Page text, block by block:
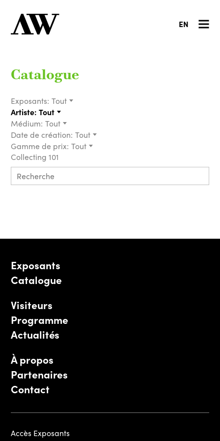
EN
Catalogue
Exposants: Tout
Artiste: Tout
Médium: Tout
Date de création: Tout
Gamme de prix: Tout
Collecting 101
Exposants
Catalogue
Visiteurs
Programme
Actualités
À propos
Partenaires
Contact
Accès Exposants